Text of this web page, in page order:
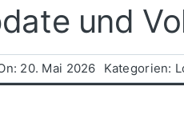
und
20. Mai 2026 Kategorien: